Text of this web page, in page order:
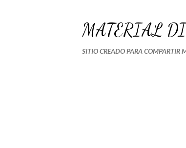
MATERIAL
SITIO CREADO PARA COMPARTIR